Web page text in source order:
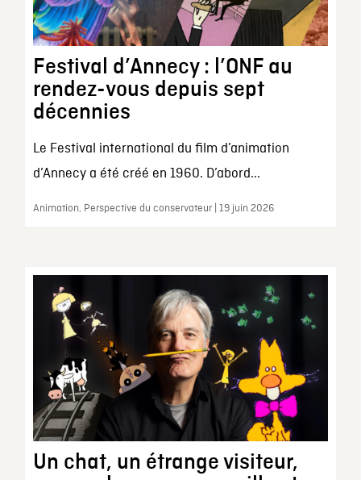
Festival d’Annecy : l’ONF au
rendez-vous depuis sept
décennies
Le Festival international du film d’animation
d’Annecy a été créé en 1960. D’abord...
Animation, Perspective du conservateur | 19 juin 2026
Un chat, un étrange visiteur,